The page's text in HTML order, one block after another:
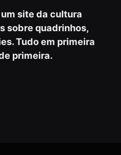
site da cultura
sobre quadrinhos,
Tudo em primeira
primeira.